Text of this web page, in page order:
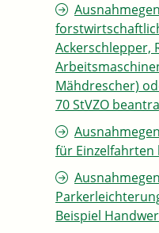
Ackerschlepper,
Mähdrescher)
70 StVZO
für Einzelfahrten
Beispiel